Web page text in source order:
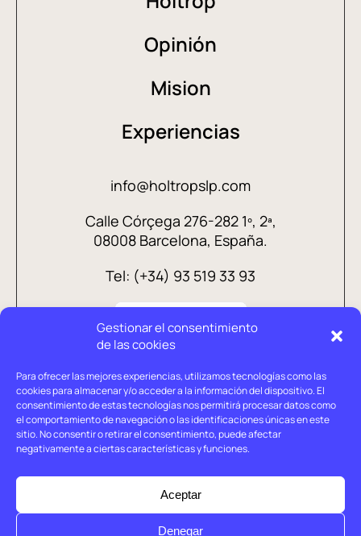
Gestionar el consentimiento
de las cookies
Para ofrecer las mejores experiencias, utilizamos tecnologías como las
cookies para almacenar y/o acceder a la información del dispositivo. El
consentimiento de estas tecnologías nos permitirá procesar datos como
el comportamiento de navegación o las identificaciones únicas en este
sitio. No consentir o retirar el consentimiento, puede afectar
negativamente a ciertas características y funciones.
Aceptar
Denegar
Opinión
Mision
Experiencias
info@holtropslp.com
Calle Córçega 276-282 1º, 2ª,
08008 Barcelona, España.
Tel: (+34) 93 519 33 93
Aviso legal
Política de privacidad
Política de cookies